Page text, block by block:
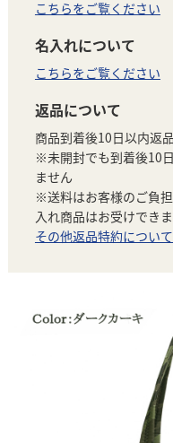
こちらをご覧ください
名入れについて
こちらをご覧ください
返品について
商品到着後10日以内返
※未開封でも到着後10
ません
※送料はお客様のご負
入れ商品はお受けでき
その他返品特約につい